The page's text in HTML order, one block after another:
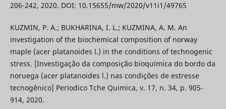
206-242, 2020. DOI: 10.15655/mw/2020/v11i1/49765
KUZMIN, P. A.; BUKHARINA, I. L.; KUZMINA, A. M. An
investigation of the biochemical composition of norway
maple (acer platanoides l.) in the conditions of technogenic
stress. [Investigação da composição bioquímica do bordo da
noruega (acer platanoides l.) nas condições de estresse
tecnogênico] Periodico Tche Quimica, v. 17, n. 34, p. 905-
914, 2020.